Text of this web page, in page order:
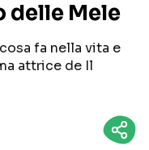
delle Mele
fa nella vita e
attrice de Il